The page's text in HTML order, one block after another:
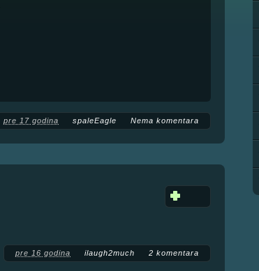
pre 17 godina spaleEagle Nema komentara
pre 16 godina ilaugh2much 2 komentara